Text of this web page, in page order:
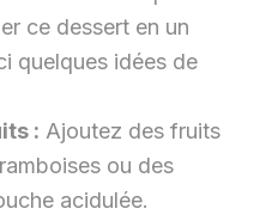
ce dessert en un
quelques idées de
: Ajoutez des fruits
ou des
acidulée.